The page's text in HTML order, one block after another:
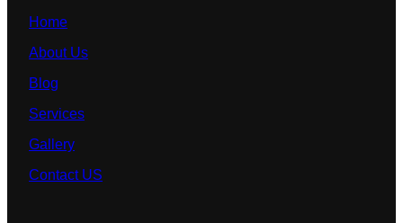
Home
About Us
Blog
Services
Gallery
Contact US